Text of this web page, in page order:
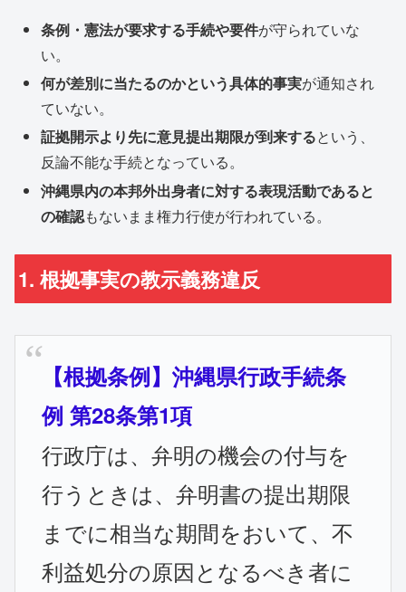
条例・憲法が要求する手続や要件が守られていな
い。
何が差別に当たるのかという具体的事実が通知され
ていない。
証拠開示より先に意見提出期限が到来するという、
反論不能な手続となっている。
沖縄県内の本邦外出身者に対する表現活動であると
の確認もないまま権力行使が行われている。
1. 根拠事実の教示義務違反
【根拠条例】沖縄県行政手続条
例 第28条第1項
行政庁は、弁明の機会の付与を
行うときは、弁明書の提出期限
までに相当な期間をおいて、不
利益処分の原因となるべき者に